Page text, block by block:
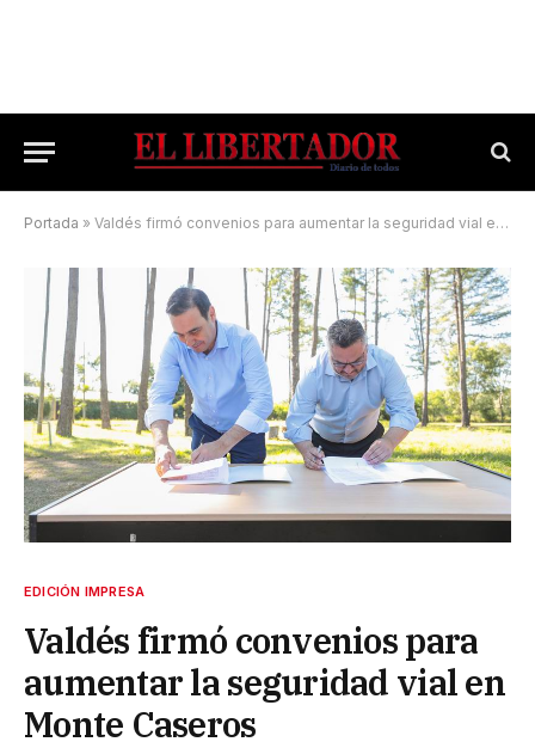
Portada » Valdés firmó convenios para aumentar la seguridad vial en Monte Caseros
EDICIÓN IMPRESA
Valdés firmó convenios para
aumentar la seguridad vial en
Monte Caseros